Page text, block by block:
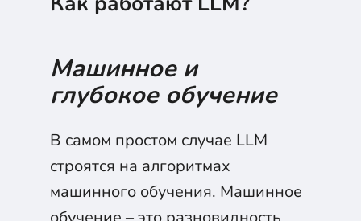
Машинное и
глубокое обучение
В самом простом случае LLM
строятся на алгоритмах
машинного обучения. Машинное